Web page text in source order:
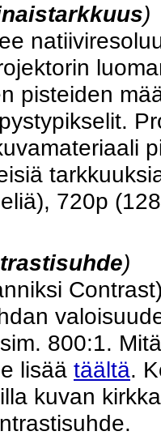
)
pisteiden
720p
)
800:1.
lisää täältä.
kuvan